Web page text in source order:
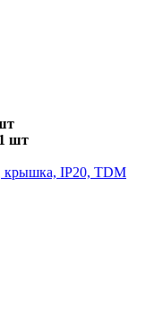
шт
крышка, IP20, TDM